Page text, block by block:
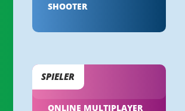
SHOOTER
SPIELER
ONLINE MULTIPLAYER